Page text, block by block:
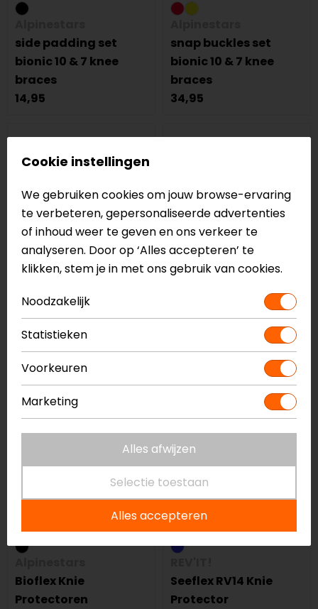
side padding set
bionic 10 & 7 knee
braces
14,95
snap buckles set
bionic 10 & 7 knee
braces
34,95
REV'IT!
Seesmart RV36 Knie
Protector
31,99
Protector
Bioflex Knie
Protectoren
Seeflex RV14 Knie
Protector
Cookie instellingen
We gebruiken cookies om jouw browse-ervaring
te verbeteren, gepersonaliseerde advertenties
of inhoud weer te geven en ons verkeer te
analyseren. Door op ‘Alles accepteren’ te
klikken, stem je in met ons gebruik van cookies.
Noodzakelijk
Statistieken
Voorkeuren
Marketing
Alles afwijzen
Selectie toestaan
Alles accepteren